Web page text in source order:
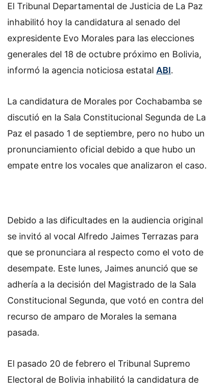
El Tribunal Departamental de Justicia de La Paz
inhabilitó hoy la candidatura al senado del
expresidente Evo Morales para las elecciones
generales del 18 de octubre próximo en Bolivia,
informó la agencia noticiosa estatal ABI.
La candidatura de Morales por Cochabamba se
discutió en la Sala Constitucional Segunda de La
Paz el pasado 1 de septiembre, pero no hubo un
pronunciamiento oficial debido a que hubo un
empate entre los vocales que analizaron el caso.
Debido a las dificultades en la audiencia original
se invitó al vocal Alfredo Jaimes Terrazas para
que se pronunciara al respecto como el voto de
desempate. Este lunes, Jaimes anunció que se
adhería a la decisión del Magistrado de la Sala
Constitucional Segunda, que votó en contra del
recurso de amparo de Morales la semana
pasada.
El pasado 20 de febrero el Tribunal Supremo
Electoral de Bolivia inhabilitó la candidatura de